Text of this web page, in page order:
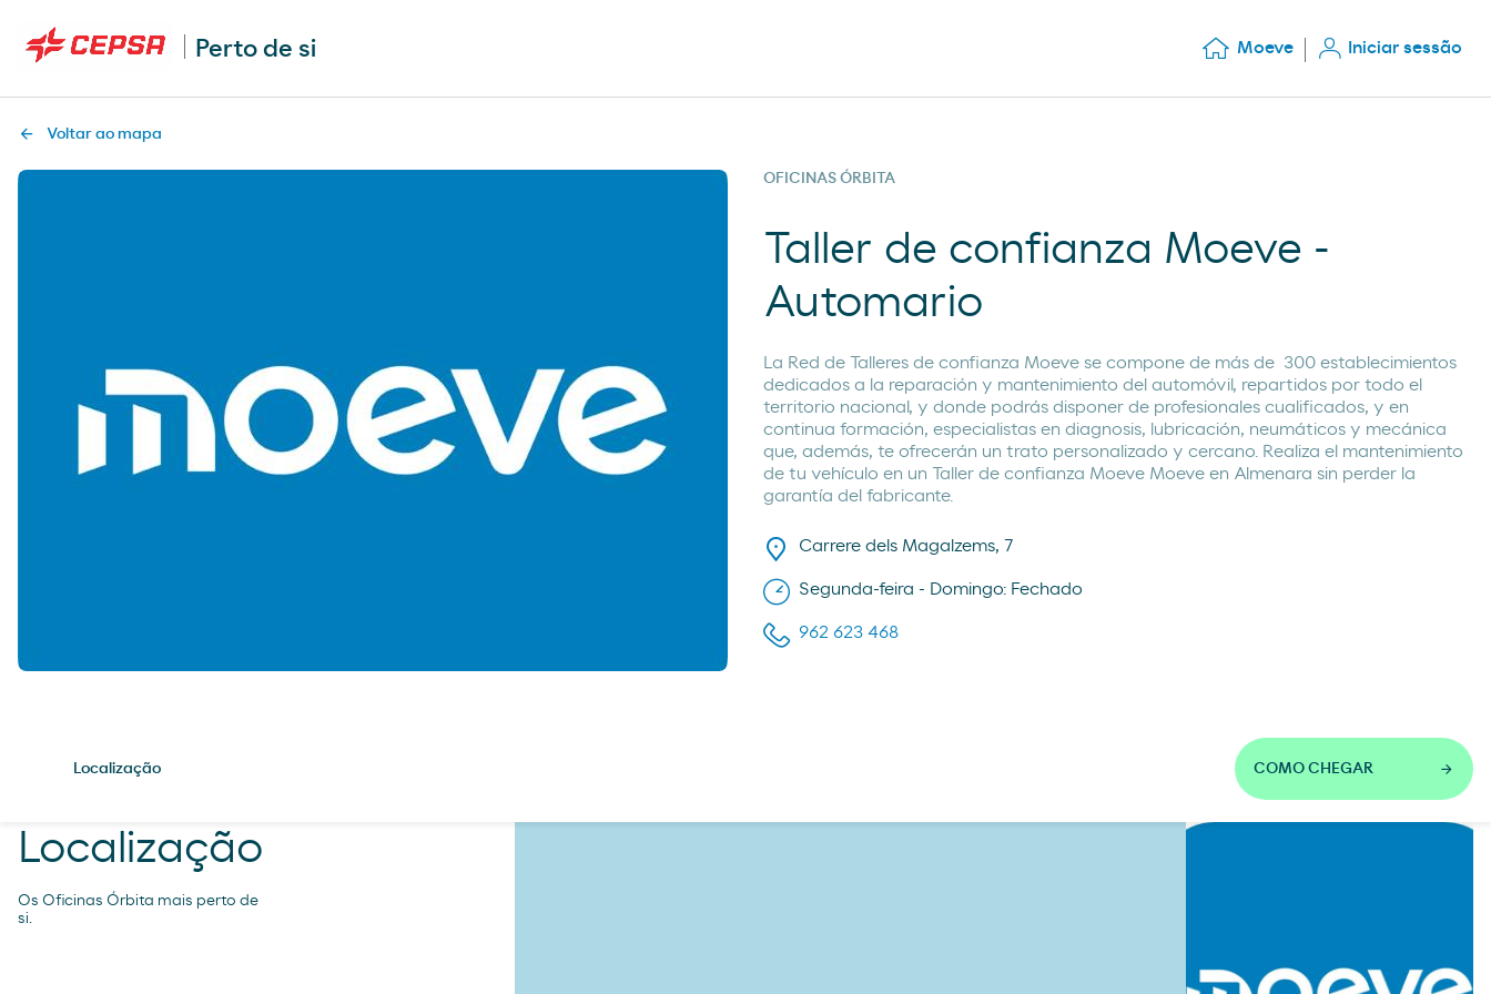
Perto de si Moeve Iniciar sessão
Voltar ao mapa
OFICINAS ÓRBITA
Taller de confianza Moeve -
Automario
La Red de Talleres de confianza Moeve se compone de más de 300 establecimientos
dedicados a la reparación y mantenimiento del automóvil, repartidos por todo el
territorio nacional, y donde podrás disponer de profesionales cualificados, y en
continua formación, especialistas en diagnosis, lubricación, neumáticos y mecánica
que, además, te ofrecerán un trato personalizado y cercano. Realiza el mantenimiento
de tu vehículo en un Taller de confianza Moeve Moeve en Almenara sin perder la
garantía del fabricante.
Carrere dels Magalzems, 7
Segunda-feira - Domingo: Fechado
962 623 468
Localização COMO CHEGAR
Localização
Os Oficinas Órbita mais perto de
si.